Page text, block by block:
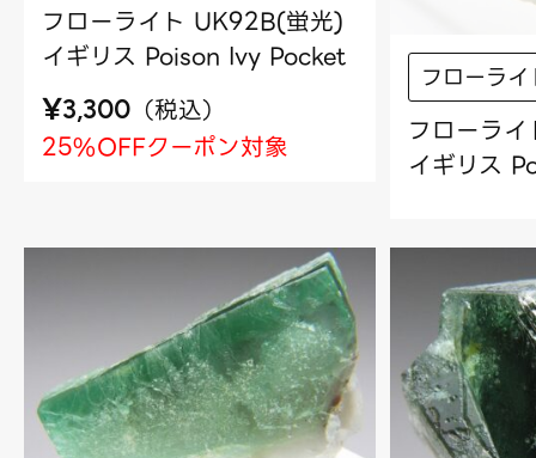
フローライト UK92B(蛍光)
イギリス Poison Ivy Pocket
¥3,300 （税込）
25%OFFクーポン対象
フローラ
フローラ
イギリス